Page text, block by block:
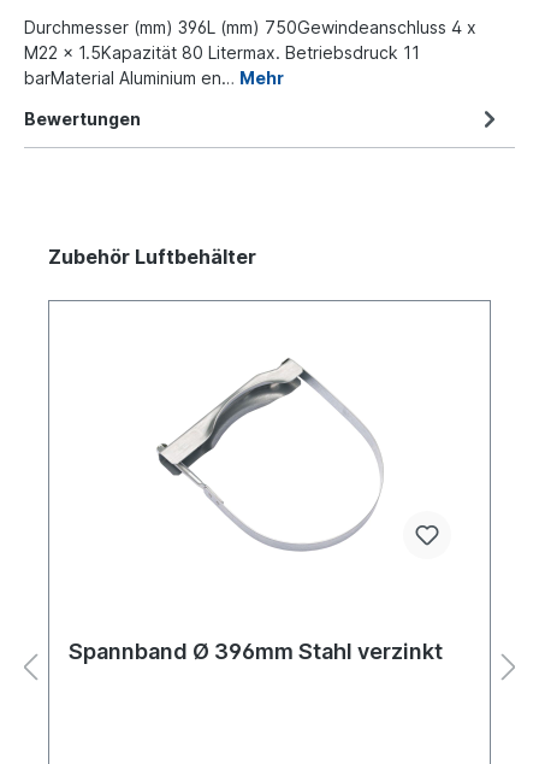
Durchmesser (mm) 396L (mm) 750Gewindeanschluss 4 x
M22 x 1.5Kapazität 80 Litermax. Betriebsdruck 11
barMaterial Aluminium en… Mehr
Bewertungen
Zubehör Luftbehälter
Spannband Ø 396mm Stahl verzinkt